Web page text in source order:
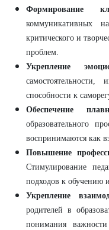
Формирование
коммуникативных
критического и
проблем.
Укрепление
способности к
Обеспечение
образовательного
воспринимаются как
Повышение
Стимулирование
подходов к обучению
Укрепление
родителей в
понимания